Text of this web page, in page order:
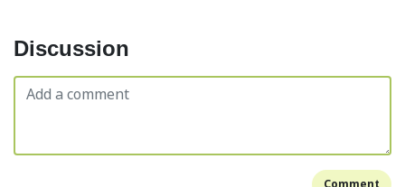
Discussion
Comment